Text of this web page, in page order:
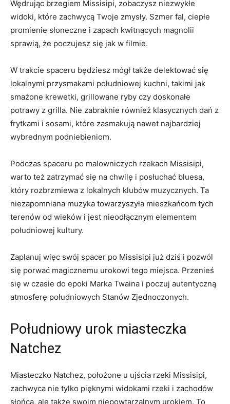
Wędrując brzegiem Missisipi, zobaczysz niezwykłe
widoki, które zachwycą Twoje zmysły. Szmer fal, ciepłe
promienie słoneczne i zapach kwitnących magnolii
sprawią, że poczujesz się jak w filmie.
W trakcie spaceru będziesz mógł także delektować się
lokalnymi przysmakami południowej kuchni, takimi jak
smażone krewetki, grillowane ryby czy doskonałe
potrawy z grilla. Nie zabraknie również klasycznych dań z
frytkami i sosami, które zasmakują nawet najbardziej
wybrednym podniebieniom.
Podczas spaceru po malowniczych rzekach Missisipi,
warto też zatrzymać się na chwilę i posłuchać bluesa,
który rozbrzmiewa z lokalnych klubów muzycznych. Ta
niezapomniana muzyka towarzyszyła mieszkańcom tych
terenów od wieków i jest nieodłącznym elementem
południowej kultury.
Zaplanuj więc swój spacer po Missisipi już dziś i pozwól
się porwać magicznemu urokowi tego miejsca. Przenieś
się w czasie do epoki Marka Twaina i poczuj autentyczną
atmosferę południowych Stanów Zjednoczonych.
Południowy urok miasteczka
Natchez
Miasteczko Natchez, położone u ujścia rzeki Missisipi,
zachwyca nie tylko pięknymi widokami rzeki i zachodów
słońca, ale także swoim niepowtarzalnym urokiem. To